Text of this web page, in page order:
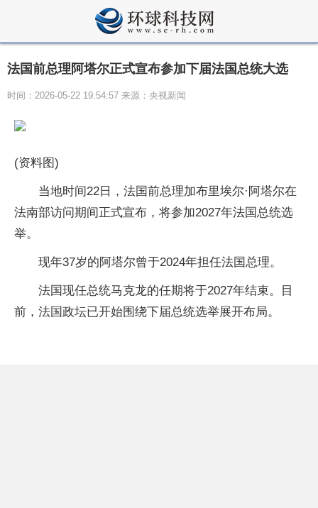
法国前总理阿塔尔正式宣布参加下届法国总统大选
时间：2026-05-22 19:54:57 来源：央视新闻
(资料图)
当地时间22日，法国前总理加布里埃尔·阿塔尔在
法南部访问期间正式宣布，将参加2027年法国总统选
举。
现年37岁的阿塔尔曾于2024年担任法国总理。
法国现任总统马克龙的任期将于2027年结束。目
前，法国政坛已开始围绕下届总统选举展开布局。